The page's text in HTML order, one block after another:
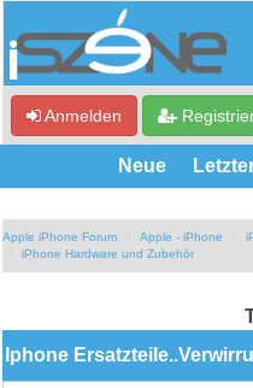
Anmelden
Neue
Apple iPhone Forum Apple - iPhone
iPhone Hardware und Zubehör
Iphone